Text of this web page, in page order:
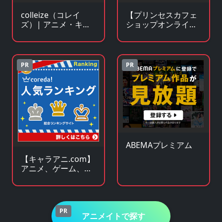
colleize（コレイ
ズ）| アニメ・キャ
ズ・公式ライセンス
商品専門サイト
【プリンセスカフェ
ショップオンライ
クターグッズの通販
サイト
PR
【キャラアニ.com】
アニメ、ゲーム、ア
ズの総合オンライン
PR
ABEMAプレミアム
PR アニメイトで探す